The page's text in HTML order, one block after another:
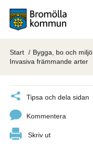
Start Bygga, bo och miljö
Invasiva främmande arter
Tipsa och dela sidan
Kommentera
Skriv ut